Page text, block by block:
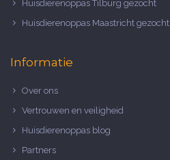
Huisdierenoppas Tilburg gezocht
Huisdierenoppas Maastricht gezocht
Informatie
Over ons
Vertrouwen en veiligheid
Huisdierenoppas blog
Partners